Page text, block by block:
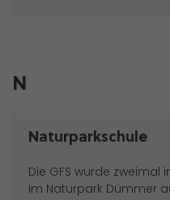
N
Naturparkschule
Die GFS wurde zweimal
im Naturpark Dümmer